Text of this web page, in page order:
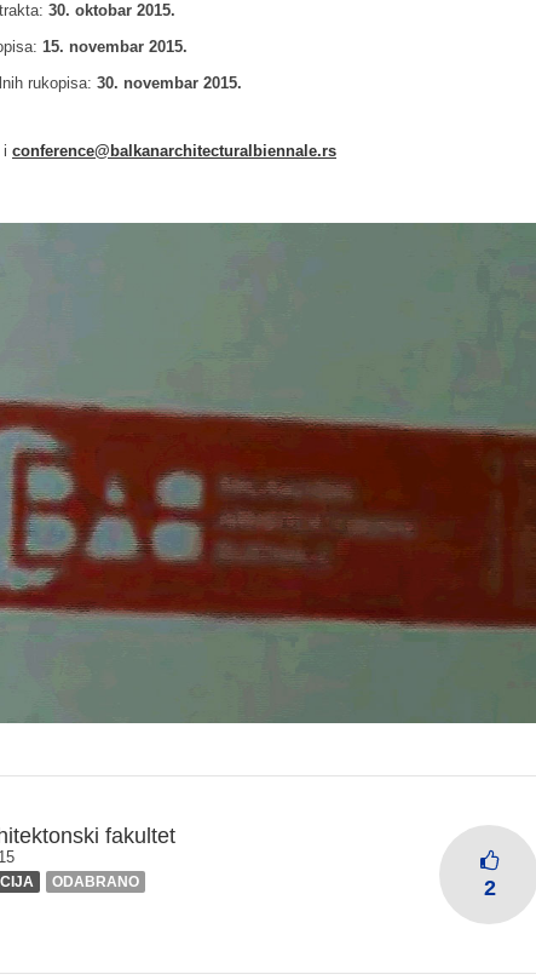
30. oktobar 2015.
15. novembar 2015.
rukopisa: 30. novembar 2015.
i conference@balkanarchitecturalbiennale.rs
fakultet
ODABRANO 2